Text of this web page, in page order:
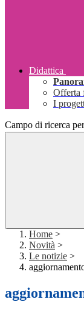
Didattica
Offerta
I
Campo di ricerca
Home >
Novità >
Le notizie >